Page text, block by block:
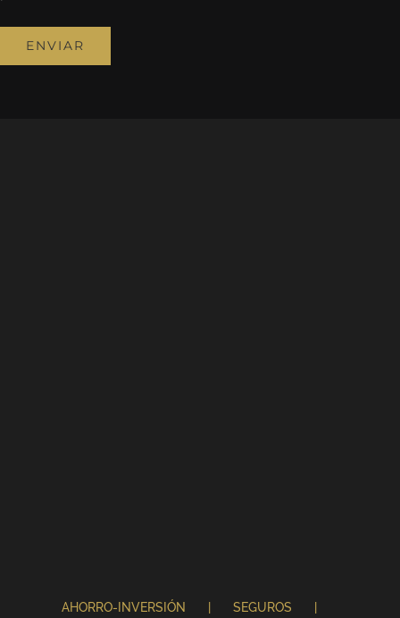
AHORRO-INVERSIÓN SEGUROS